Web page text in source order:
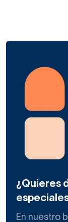
¿Quieres
En nuestro